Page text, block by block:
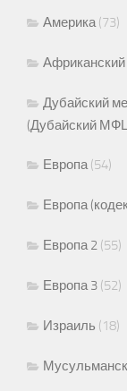
Америка(73)
Дубайский
(Дубайский
Европа(54)
Европа
Европа 2 (55)
Европа 3 (52)
Израиль (18)